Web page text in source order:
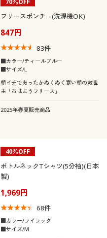
70％OFF
フリースポンチョ(洗濯機OK)
847円
83件
■カラー/ティールブルー
■サイズ/L
朝イチであったかぬくぬく寒い朝の救世
主「おはようフリース」
2025年春夏販売商品
40％OFF
ボトルネックTシャツ(5分袖)(日本
製)
1,969円
68件
■カラー/ライラック
■サイズ/M